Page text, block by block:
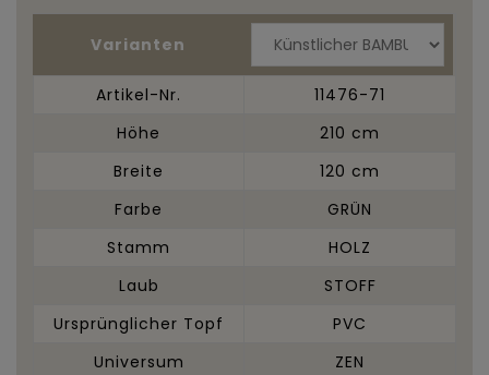
Varianten
Artikel-Nr.
11476-71
Höhe
210 cm
Breite
120 cm
Farbe
GRÜN
Stamm
HOLZ
Laub
STOFF
Ursprünglicher Topf
PVC
Universum
ZEN